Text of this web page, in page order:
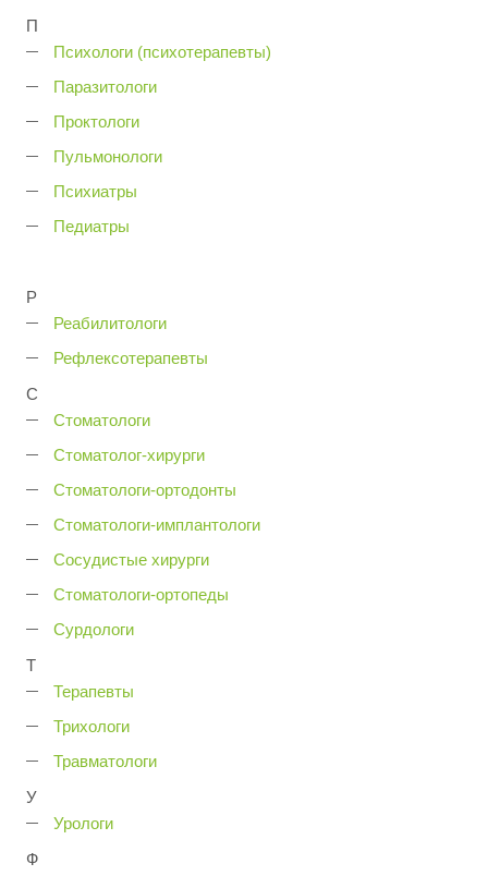
П
Психологи (психотерапевты)
Паразитологи
Проктологи
Пульмонологи
Психиатры
Педиатры
Р
Реабилитологи
Рефлексотерапевты
С
Стоматологи
Стоматолог-хирурги
Стоматологи-ортодонты
Стоматологи-имплантологи
Сосудистые хирурги
Стоматологи-ортопеды
Сурдологи
Т
Терапевты
Трихологи
Травматологи
У
Урологи
Ф